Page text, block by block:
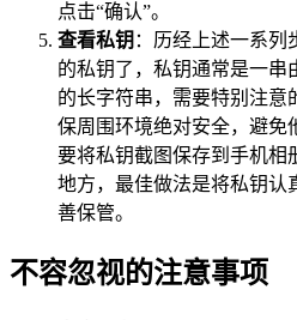
点击“确认”。
查看私钥 ：历经上述一系列
的私钥了，私钥通常是一串
的长字符串，需要特别注意
保周围环境绝对安全，避免
要将私钥截图保存到手机相
地方，最佳做法是将私钥认
善保管。
不容忽视的注意事项